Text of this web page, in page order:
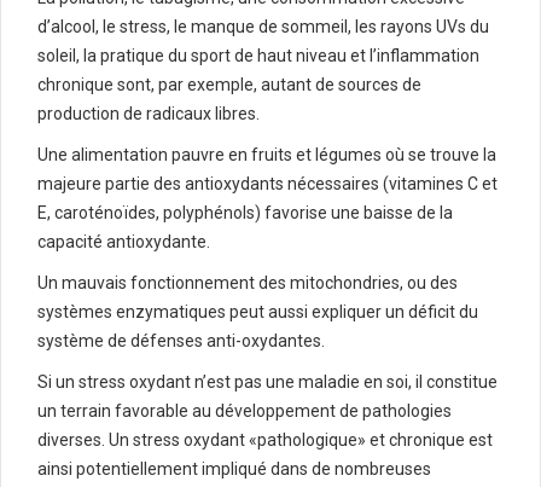
d’alcool, le stress, le manque de sommeil, les rayons UVs du
soleil, la pratique du sport de haut niveau et l’inflammation
chronique sont, par exemple, autant de sources de
production de radicaux libres.
Une alimentation pauvre en fruits et légumes où se trouve la
majeure partie des antioxydants nécessaires (vitamines C et
E, caroténoïdes, polyphénols) favorise une baisse de la
capacité antioxydante.
Un mauvais fonctionnement des mitochondries, ou des
systèmes enzymatiques peut aussi expliquer un déficit du
système de défenses anti-oxydantes.
Si un stress oxydant n’est pas une maladie en soi, il constitue
un terrain favorable au développement de pathologies
diverses. Un stress oxydant «pathologique» et chronique est
ainsi potentiellement impliqué dans de nombreuses